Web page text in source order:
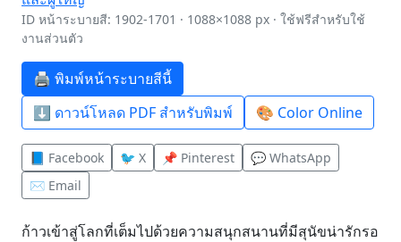
ID หน้าระบายสี: 1902-1701 · 1088×1088 px · ใช้ฟรีสำหรับใช้
งานส่วนตัว
🖨️ พิมพ์หน้าระบายสีนี้
⬇️ ดาวน์โหลด PDF สำหรับพิมพ์
🎨 Color Online
📘 Facebook 🐦 X 📌 Pinterest
💬 WhatsApp
✉️ Email
ก้าวเข้าสู่โลกที่เต็มไปด้วยความสนุกสนานที่มีสุนัขน่ารักรอ